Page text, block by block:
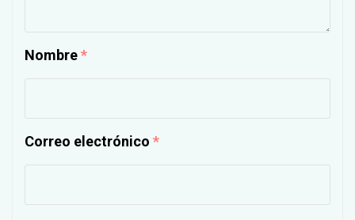
Nombre*
Correo electrónico *